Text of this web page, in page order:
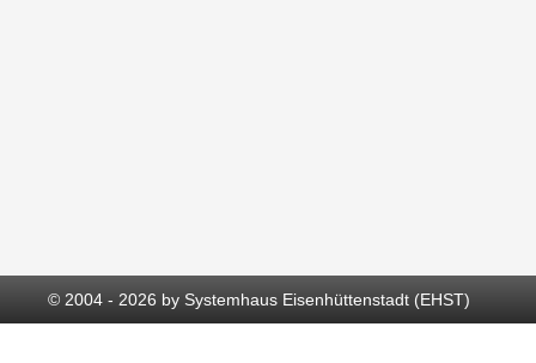
© 2004 - 2026 by Systemhaus Eisenhüttenstadt (EHST)